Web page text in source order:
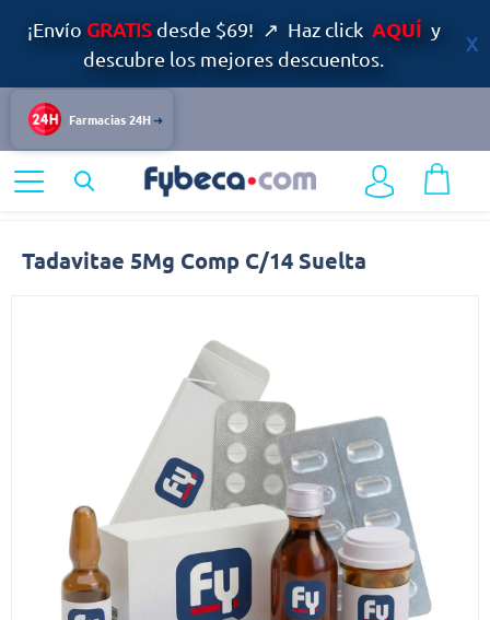
¡Envío GRATISdesde $69! ↗ Haz click AQUÍ y
descubre los mejores descuentos.
Farmacias 24H
Bienestar Sexual Tadavitae
Tadavitae 5Mg Comp C/14 Suelta